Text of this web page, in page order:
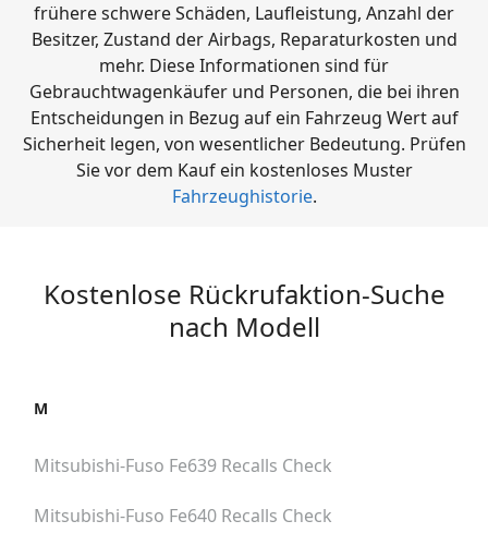
frühere schwere Schäden, Laufleistung, Anzahl der
Besitzer, Zustand der Airbags, Reparaturkosten und
mehr. Diese Informationen sind für
Gebrauchtwagenkäufer und Personen, die bei ihren
Entscheidungen in Bezug auf ein Fahrzeug Wert auf
Sicherheit legen, von wesentlicher Bedeutung. Prüfen
Sie vor dem Kauf ein kostenloses Muster
Fahrzeughistorie.
Kostenlose Rückrufaktion-Suche
nach Modell
M
Mitsubishi-Fuso Fe639 Recalls Check
Mitsubishi-Fuso Fe640 Recalls Check